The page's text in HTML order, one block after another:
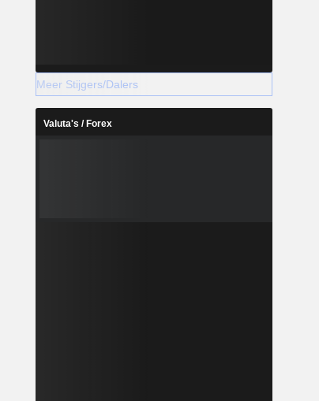
Meer Stijgers/Dalers
Valuta's / Forex